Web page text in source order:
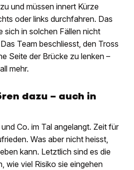
und müssen innert Kürze
oder links durchfahren. Das
sich in solchen Fällen nicht
Team beschliesst, den Tross
Seite der Brücke zu lenken –
mehr.
dazu – auch in
Co. im Tal angelangt. Zeit für
Was aber nicht heisst,
kann. Letztlich sind es die
wie viel Risiko sie eingehen